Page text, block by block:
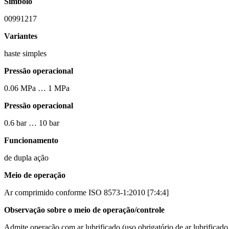
00991217
Variantes
haste simples
Pressão operacional
0.06 MPa … 1 MPa
Pressão operacional
0.6 bar … 10 bar
Funcionamento
de dupla ação
Meio de operação
Ar comprimido conforme ISO 8573-1:2010 [7:4:4]
Observação sobre o meio de operação/controle
Admite operação com ar lubrificado (uso obrigatório de ar